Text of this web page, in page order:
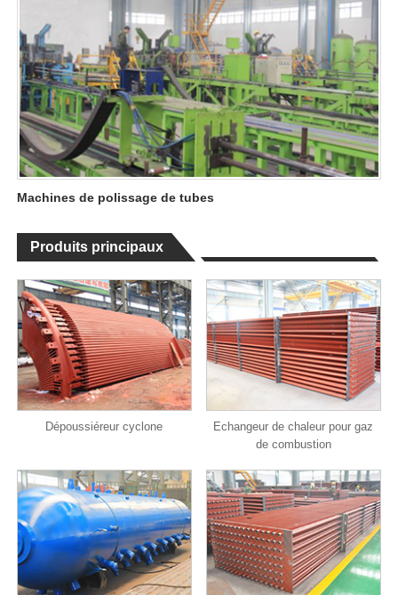
Machines de polissage de tubes
Produits principaux
Dépoussiéreur cyclone
Echangeur de chaleur pour gaz
de combustion